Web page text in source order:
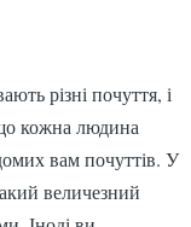
різні почуття, і
кожна людина
вам почуттів. У
величезний